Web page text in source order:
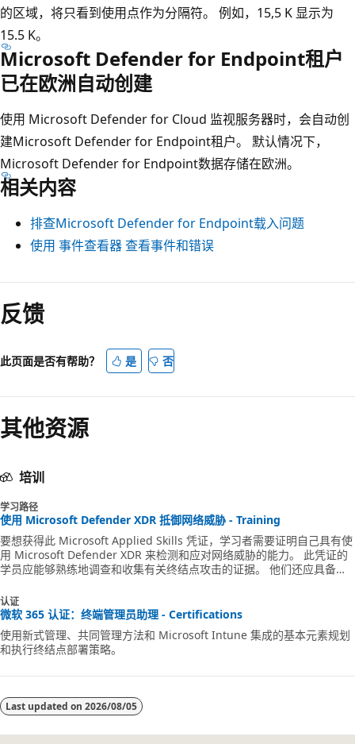
的区域，将只看到使用点作为分隔符。 例如，15,5 K 显示为
15.5 K。
Microsoft Defender for Endpoint租户
已在欧洲自动创建
使用 Microsoft Defender for Cloud 监视服务器时，会自动创
建Microsoft Defender for Endpoint租户。 默认情况下，
Microsoft Defender for Endpoint数据存储在欧洲。
相关内容
排查Microsoft Defender for Endpoint载入问题
使用 事件查看器 查看事件和错误
阅
读
模
已
用
反馈
此页面是否有帮助？ 是 否
其他资源
培训
学习路径
使用 Microsoft Defender XDR 抵御网络威胁 - Training
要想获得此 Microsoft Applied Skills 凭证，学习者需要证明自己具有使
用 Microsoft Defender XDR 来检测和应对网络威胁的能力。 此凭证的
学员应能够熟练地调查和收集有关终结点攻击的证据。 他们还应具备使
验。
认证
微软 365 认证：终端管理员助理 - Certifications
使用新式管理、共同管理方法和 Microsoft Intune 集成的基本元素规划
和执行终结点部署策略。
Last updated on 2026/08/05